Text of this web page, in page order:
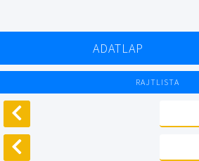
ADATLAP
RAJTLISTA